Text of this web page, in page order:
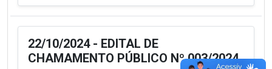
22/10/2024 - EDITAL DE
CHAMAMENTO PÚBLICO Nº 003/2024